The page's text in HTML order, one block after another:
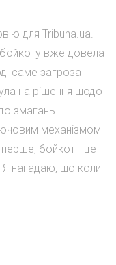
для Tribuna.ua.
вже довела
саме загроза
на рішення щодо
змагань.
механізмом
перше, бойкот - це
Я нагадаю, що коли